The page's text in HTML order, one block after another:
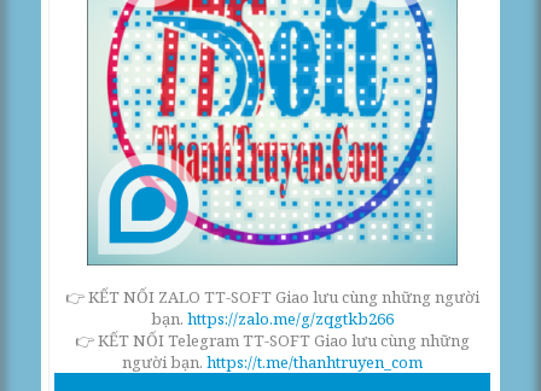
👉 KẾT NỐI ZALO TT-SOFT Giao lưu cùng những người
bạn. https://zalo.me/g/zqgtkb266
👉 KẾT NỐI Telegram TT-SOFT Giao lưu cùng những
người bạn. https://t.me/thanhtruyen_com